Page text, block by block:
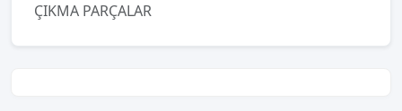
ÇIKMA PARÇALAR